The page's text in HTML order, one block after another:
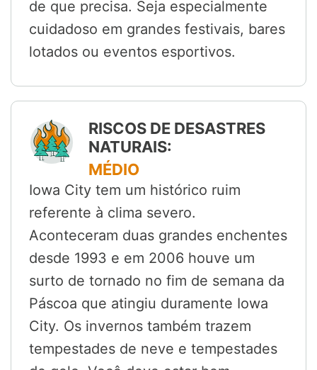
de que precisa. Seja especialmente
cuidadoso em grandes festivais, bares
lotados ou eventos esportivos.
RISCOS DE DESASTRES
NATURAIS:
MÉDIO
Iowa City tem um histórico ruim
referente à clima severo.
Aconteceram duas grandes enchentes
desde 1993 e em 2006 houve um
surto de tornado no fim de semana da
Páscoa que atingiu duramente Iowa
City. Os invernos também trazem
tempestades de neve e tempestades